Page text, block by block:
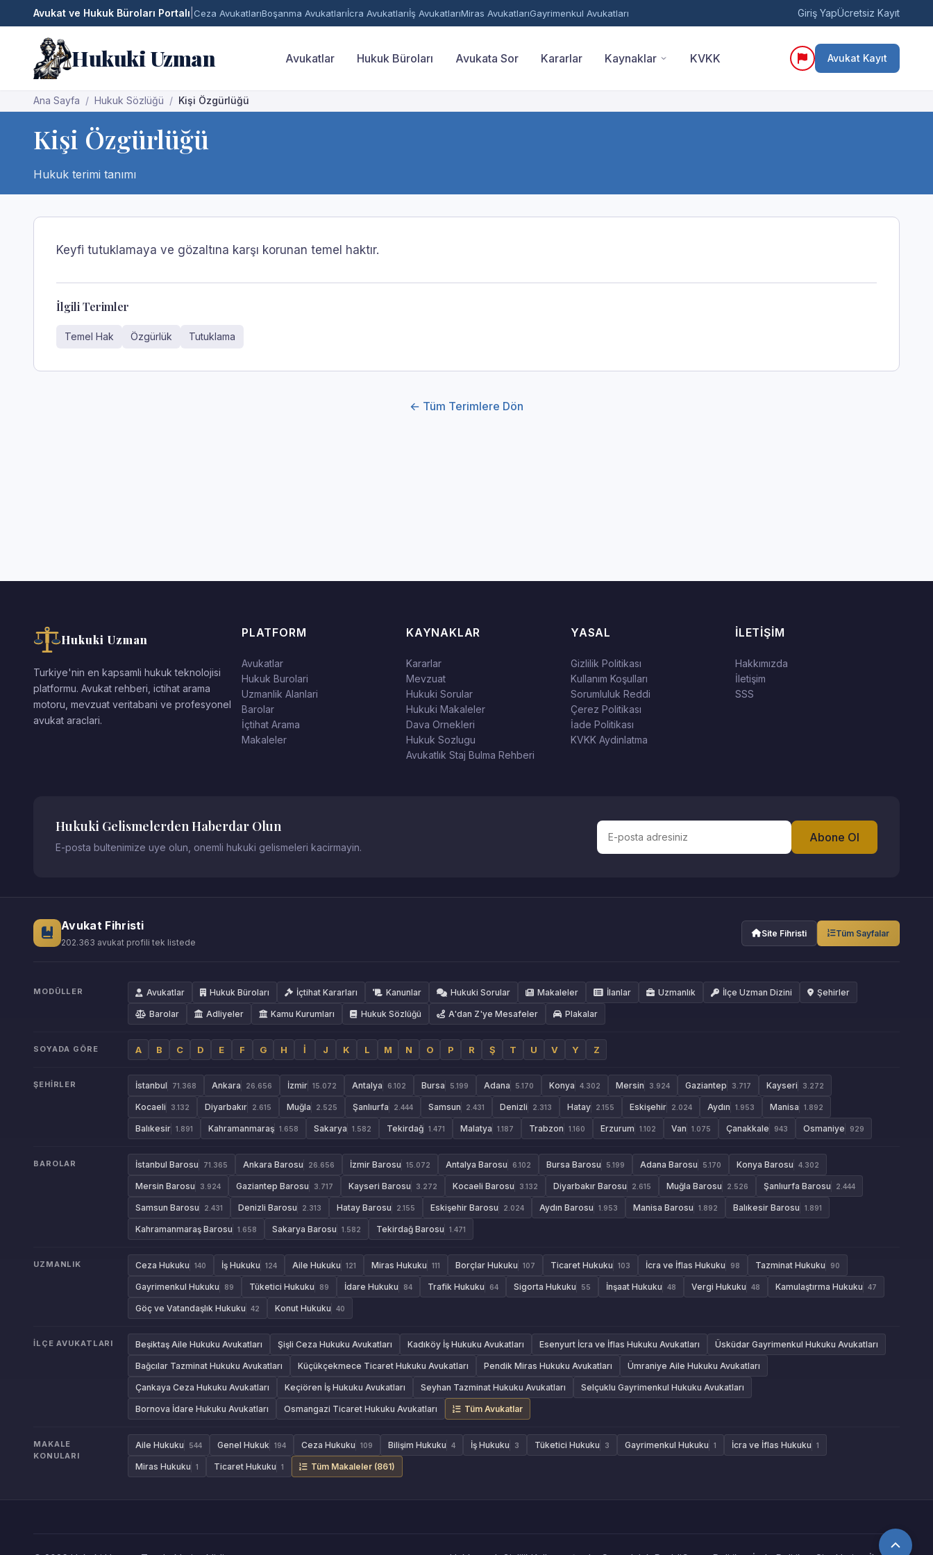
Avukat ve Hukuk Büroları Portalı Ceza AvukatlarıBoşanma Avukatlarıİcra Avukatlarıİş AvukatlarıMiras AvukatlarıGayrimenkul Avukatları Giriş YapÜcretsiz Kayıt
Hukuki Uzman Avukatlar Hukuk Büroları Avukata Sor Kararlar Kaynaklar KVKK Avukat Kayıt
Ana Sayfa Hukuk Sözlüğü Kişi Özgürlüğü
Kişi Özgürlüğü
Hukuk terimi tanımı
Keyfi tutuklamaya ve gözaltına karşı korunan temel haktır.
İlgili Terimler
Temel Hak Özgürlük Tutuklama
← Tüm Terimlere Dön
Hukuki Uzman
Turkiye'nin en kapsamli hukuk teknolojisi
platformu. Avukat rehberi, ictihat arama
motoru, mevzuat veritabani ve profesyonel
avukat araclari.
PLATFORM
Avukatlar
Hukuk Burolari
Uzmanlik Alanlari
Barolar
İçtihat Arama
Makaleler
KAYNAKLAR
Kararlar
Mevzuat
Hukuki Sorular
Hukuki Makaleler
Dava Ornekleri
Hukuk Sozlugu
Avukatlık Staj Bulma Rehberi
YASAL
Gizlilik Politikası
Kullanım Koşulları
Sorumluluk Reddi
Çerez Politikası
İade Politikası
KVKK Aydinlatma
İLETIŞIM
Hakkımızda
İletişim
SSS
Hukuki Gelismelerden Haberdar Olun
E-posta bultenimize uye olun, onemli hukuki gelismeleri kacirmayin.
Abone Ol
Avukat Fihristi
202.363 avukat profili tek listede
Site Fihristi Tüm Sayfalar
MODÜLLER Avukatlar Hukuk Büroları İçtihat Kararları Kanunlar Hukuki Sorular Makaleler İlanlar Uzmanlık İlçe Uzman Dizini Şehirler
Barolar Adliyeler Kamu Kurumları Hukuk Sözlüğü A'dan Z'ye Mesafeler Plakalar
SOYADA GÖRE A B C D E F G H İ J K L M N O P R Ş T U V Y Z
ŞEHIRLER İstanbul 71.368 Ankara 26.656 İzmir 15.072 Antalya 6.102 Bursa 5.199 Adana 5.170 Konya 4.302 Mersin 3.924 Gaziantep 3.717 Kayseri 3.272
Kocaeli 3.132 Diyarbakır 2.615 Muğla 2.525 Şanlıurfa 2.444 Samsun 2.431 Denizli 2.313 Hatay 2.155 Eskişehir 2.024 Aydın 1.953 Manisa 1.892
Balıkesir 1.891 Kahramanmaraş 1.658 Sakarya 1.582 Tekirdağ 1.471 Malatya 1.187 Trabzon 1.160 Erzurum 1.102 Van 1.075 Çanakkale 943 Osmaniye 929
BAROLAR İstanbul Barosu 71.365 Ankara Barosu 26.656 İzmir Barosu 15.072 Antalya Barosu 6.102 Bursa Barosu 5.199 Adana Barosu 5.170 Konya Barosu 4.302
Mersin Barosu 3.924 Gaziantep Barosu 3.717 Kayseri Barosu 3.272 Kocaeli Barosu 3.132 Diyarbakır Barosu 2.615 Muğla Barosu 2.526 Şanlıurfa Barosu 2.444
Samsun Barosu 2.431 Denizli Barosu 2.313 Hatay Barosu 2.155 Eskişehir Barosu 2.024 Aydın Barosu 1.953 Manisa Barosu 1.892 Balıkesir Barosu 1.891
Kahramanmaraş Barosu 1.658 Sakarya Barosu 1.582 Tekirdağ Barosu 1.471
UZMANLIK Ceza Hukuku 140 İş Hukuku 124 Aile Hukuku 121 Miras Hukuku 111 Borçlar Hukuku 107 Ticaret Hukuku 103 İcra ve İflas Hukuku 98 Tazminat Hukuku 90
Gayrimenkul Hukuku 89 Tüketici Hukuku 89 İdare Hukuku 84 Trafik Hukuku 64 Sigorta Hukuku 55 İnşaat Hukuku 48 Vergi Hukuku 48 Kamulaştırma Hukuku 47
Göç ve Vatandaşlık Hukuku 42 Konut Hukuku 40
İLÇE AVUKATLARI Beşiktaş Aile Hukuku Avukatları Şişli Ceza Hukuku Avukatları Kadıköy İş Hukuku Avukatları Esenyurt İcra ve İflas Hukuku Avukatları Üsküdar Gayrimenkul Hukuku Avukatları
Bağcılar Tazminat Hukuku Avukatları Küçükçekmece Ticaret Hukuku Avukatları Pendik Miras Hukuku Avukatları Ümraniye Aile Hukuku Avukatları
Çankaya Ceza Hukuku Avukatları Keçiören İş Hukuku Avukatları Seyhan Tazminat Hukuku Avukatları Selçuklu Gayrimenkul Hukuku Avukatları
Bornova İdare Hukuku Avukatları Osmangazi Ticaret Hukuku Avukatları Tüm Avukatlar
MAKALE
KONULARI
Aile Hukuku 544 Genel Hukuk 194 Ceza Hukuku 109 Bilişim Hukuku 4 İş Hukuku 3 Tüketici Hukuku 3 Gayrimenkul Hukuku 1 İcra ve İflas Hukuku 1
Miras Hukuku 1 Ticaret Hukuku 1 Tüm Makaleler (861)